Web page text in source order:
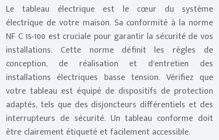
Le tableau électrique est le cœur du système
électrique de votre maison. Sa conformité à la norme
NF C 15-100 est cruciale pour garantir la sécurité de vos
installations. Cette norme définit les règles de
conception, de réalisation et d’entretien des
installations électriques basse tension. Vérifiez que
votre tableau est équipé de dispositifs de protection
adaptés, tels que des disjoncteurs différentiels et des
interrupteurs de sécurité. Un tableau conforme doit
être clairement étiqueté et facilement accessible.